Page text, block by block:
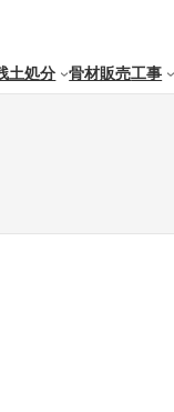
土処分 骨材販売工事